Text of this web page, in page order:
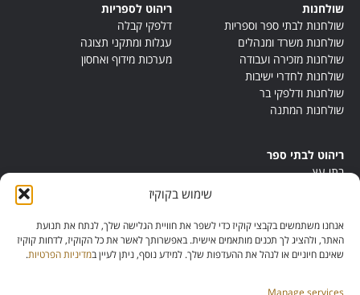
שימוש בקוקיז
אנחנו משתמשים בקבצי קוקיז כדי לשפר את חוויית הגלישה שלך, לנתח את תנועת
האתר, ולהציג לך תכנים מותאמים אישית. באפשרותך לאשר את כל הקוקיז, לדחות קוקיז
שאינם חיוניים או לנהל את ההעדפות שלך. למידע נוסף, ניתן לעיין במדיניות הפרטיות.
Manage services
שולחנות
שולחנות לבתי ספר וספריות
שולחנות משרד ומנהלים
שולחנות מזכירה ועבודה
שולחנות לחדרי ישיבות
שולחנות ודלפקי בר
שולחנות המתנה
ריהוט לספריות
דלפקי קבלה
עגלות ומתקני תצוגה
מערכות מידוף ואחסון
ריהוט לבתי ספר
בתי עץ
ריהוט מונטסורי
ריהוט אנתרופוסופי